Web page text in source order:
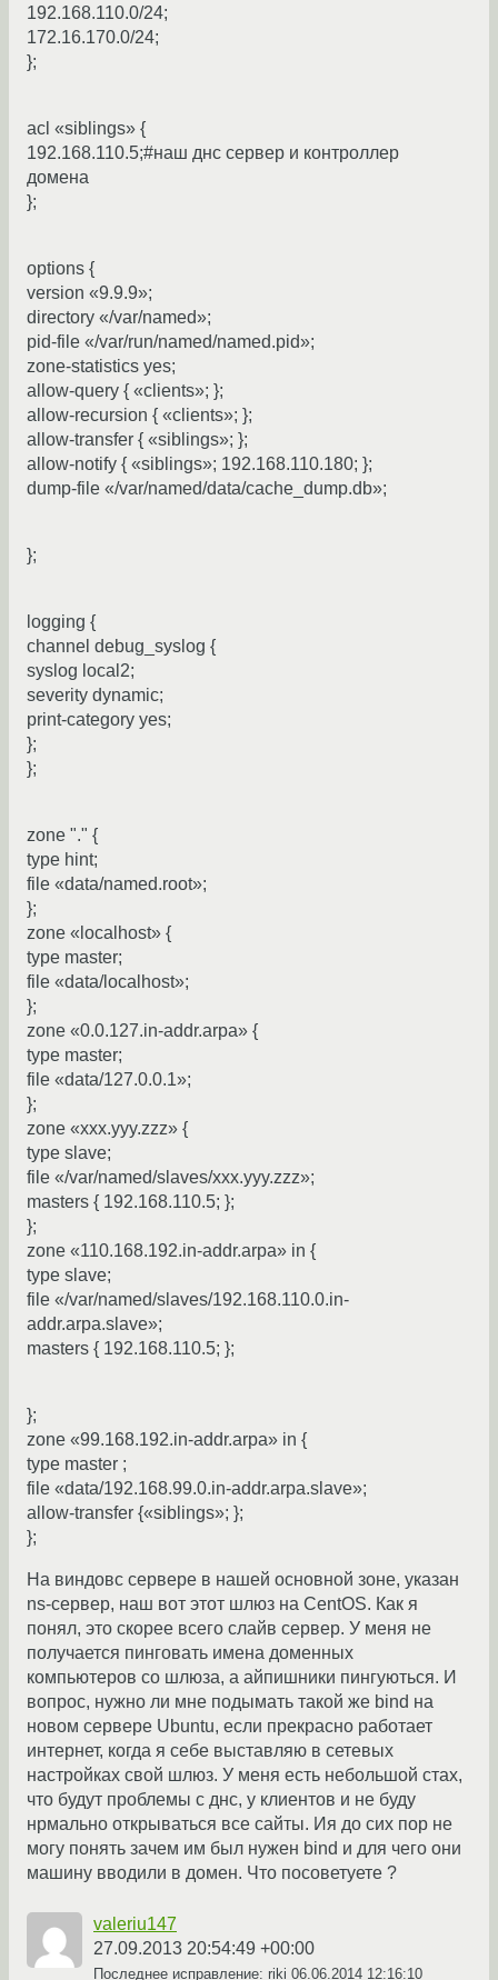
192.168.110.0/24;
172.16.170.0/24;
};
acl «siblings» {
192.168.110.5;#наш днс сервер и контроллер
домена
};
options {
version «9.9.9»;
directory «/var/named»;
pid-file «/var/run/named/named.pid»;
zone-statistics yes;
allow-query { «clients»; };
allow-recursion { «clients»; };
allow-transfer { «siblings»; };
allow-notify { «siblings»; 192.168.110.180; };
dump-file «/var/named/data/cache_dump.db»;
};
logging {
channel debug_syslog {
syslog local2;
severity dynamic;
print-category yes;
};
};
zone "." {
type hint;
file «data/named.root»;
};
zone «localhost» {
type master;
file «data/localhost»;
};
zone «0.0.127.in-addr.arpa» {
type master;
file «data/127.0.0.1»;
};
zone «xxx.yyy.zzz» {
type slave;
file «/var/named/slaves/xxx.yyy.zzz»;
masters { 192.168.110.5; };
};
zone «110.168.192.in-addr.arpa» in {
type slave;
file «/var/named/slaves/192.168.110.0.in-
addr.arpa.slave»;
masters { 192.168.110.5; };
};
zone «99.168.192.in-addr.arpa» in {
type master ;
file «data/192.168.99.0.in-addr.arpa.slave»;
allow-transfer {«siblings»; };
};
На виндовс сервере в нашей основной зоне, указан
ns-сервер, наш вот этот шлюз на CentOS. Как я
понял, это скорее всего слайв сервер. У меня не
получается пинговать имена доменных
компьютеров со шлюза, а айпишники пингуються. И
вопрос, нужно ли мне подымать такой же bind на
новом сервере Ubuntu, если прекрасно работает
интернет, когда я себе выставляю в сетевых
настройках свой шлюз. У меня есть небольшой стах,
что будут проблемы с днс, у клиентов и не буду
нрмально открываться все сайты. Ия до сих пор не
могу понять зачем им был нужен bind и для чего они
машину вводили в домен. Что посоветуете ?
valeriu147
27.09.2013 20:54:49 +00:00
Последнее исправление: riki 06.06.2014 12:16:10